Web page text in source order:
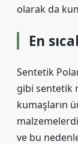
olarak da
En
Sentetik
gibi sentetik
kumaşların
ve bu